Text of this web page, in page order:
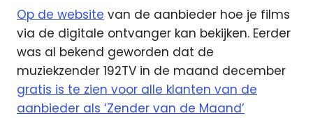
Op de website van de aanbieder hoe je films
via de digitale ontvanger kan bekijken. Eerder
was al bekend geworden dat de
muziekzender 192TV in de maand december
gratis is te zien voor alle klanten van de
aanbieder als ‘Zender van de Maand’